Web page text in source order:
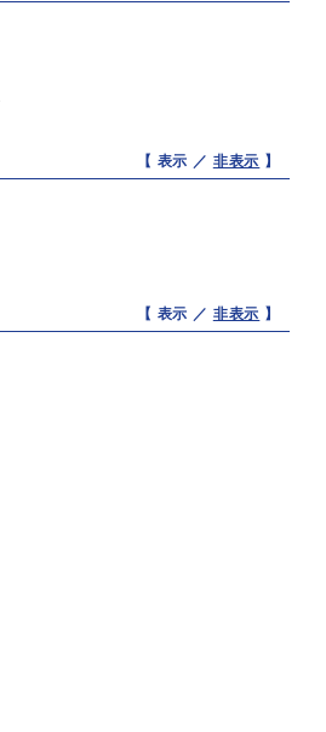
【 表示 ／ 非表示 】
【 表示 ／ 非表示 】